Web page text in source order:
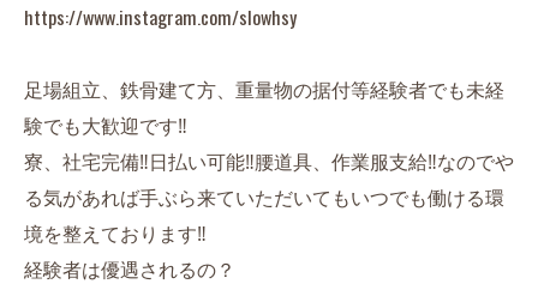
https://www.instagram.com/slowhsy
足場組立、鉄骨建て方、重量物の据付等経験者でも未経
験でも大歓迎です‼︎
寮、社宅完備‼︎日払い可能‼︎腰道具、作業服支給‼︎なのでや
る気があれば手ぶら来ていただいてもいつでも働ける環
境を整えております‼︎
経験者は優遇されるの？